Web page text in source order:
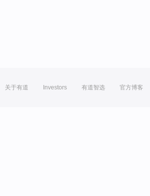
关于有道 Investors 有道智选 官方博客